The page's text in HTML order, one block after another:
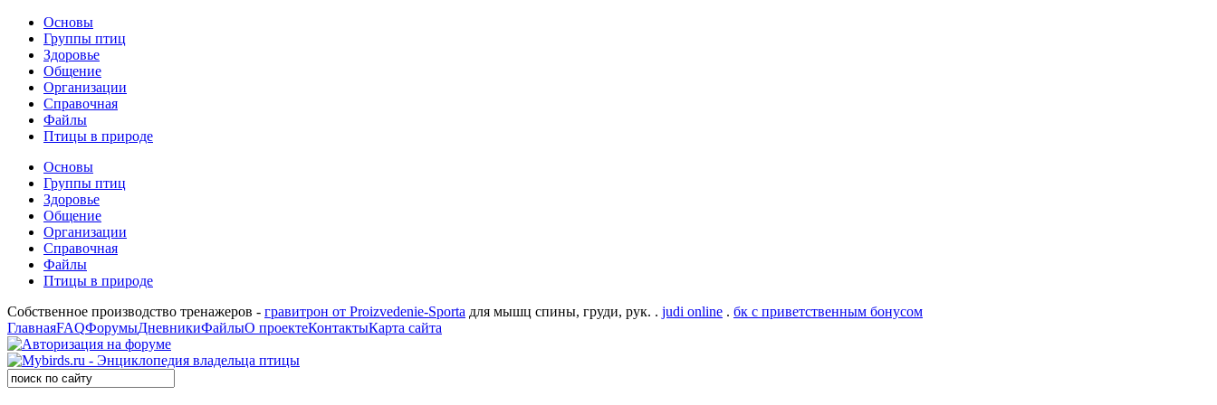
Основы
Группы птиц
Здоровье
Общение
Организации
Справочная
Файлы
Птицы в природе
Основы
Группы птиц
Здоровье
Общение
Организации
Справочная
Файлы
Птицы в природе
Собственное производство тренажеров - гравитрон от Proizvedenie-Sporta для мышц спины, груди, рук. . judi online . бк с приветственным бонусом
ГлавнаяFAQФорумыДневникиФайлыО проектеКонтактыКарта сайта